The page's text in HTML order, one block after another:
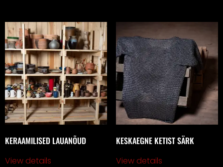
KERAAMILISED LAUANÕUD
View details
KESKAEGNE KETIST SÄRK
View details